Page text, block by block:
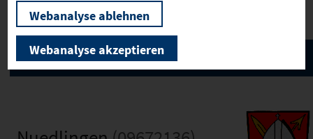
Webanalyse ablehnen
Webanalyse akzeptieren